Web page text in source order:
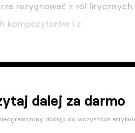
rezygnować z ról
kompozytorów i z
dalej za darmo
dostęp do wszystkich